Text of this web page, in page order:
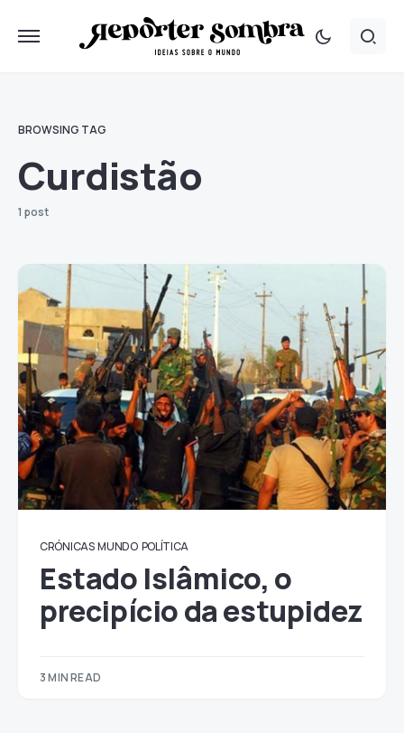
BROWSING TAG
Curdistão
1 post
CRÓNICAS MUNDO POLÍTICA
Estado Islâmico, o
precipício da estupidez
3 MIN READ